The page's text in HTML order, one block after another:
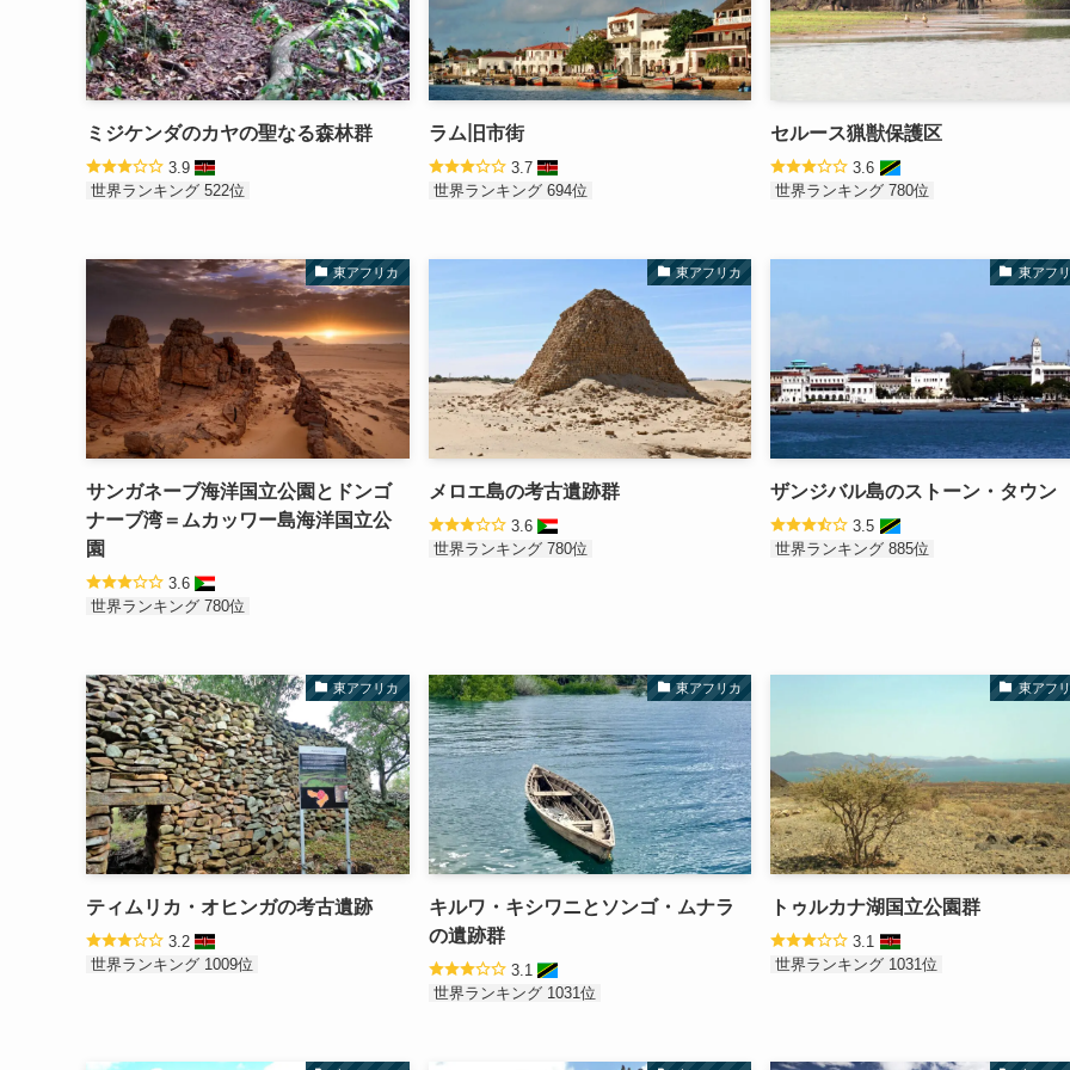
ミジケンダのカヤの聖なる森林群
3.9
世界ランキング 522位
ラム旧市街
3.7
世界ランキング 694位
セルース猟獣保護区
3.6
世界ランキング 780位
東アフリカ
サンガネーブ海洋国立公園とドンゴ
ナーブ湾＝ムカッワー島海洋国立公
園
3.6
世界ランキング 780位
東アフリカ
メロエ島の考古遺跡群
3.6
世界ランキング 780位
東アフ
ザンジバル島のストーン・タウン
3.5
世界ランキング 885位
東アフリカ
ティムリカ・オヒンガの考古遺跡
3.2
世界ランキング 1009位
東アフリカ
キルワ・キシワニとソンゴ・ムナラ
の遺跡群
3.1
世界ランキング 1031位
東アフ
トゥルカナ湖国立公園群
3.1
世界ランキング 1031位